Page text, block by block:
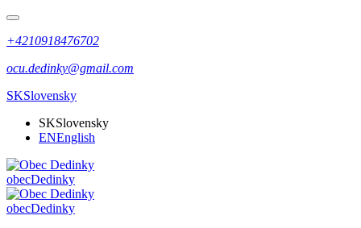
+4210918476702
ocu.dedinky@gmail.com
SKSlovensky
SKSlovensky
ENEnglish
obecDedinky
obecDedinky